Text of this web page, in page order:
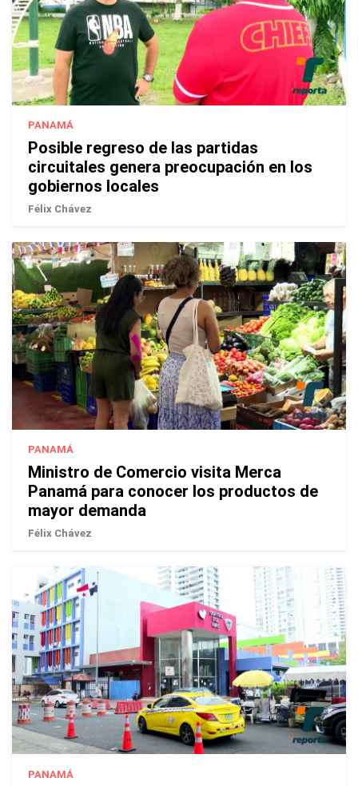
PANAMÁ
Posible regreso de las partidas
circuitales genera preocupación en los
gobiernos locales
Félix Chávez
PANAMÁ
Ministro de Comercio visita Merca
Panamá para conocer los productos de
mayor demanda
Félix Chávez
PANAMÁ